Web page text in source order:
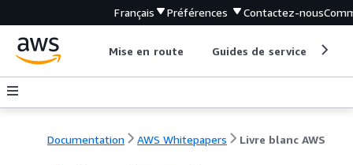
Français Préférences Contactez-nous
Mise en route Guides de service
Documentation AWS Whitepapers Livre blanc AWS